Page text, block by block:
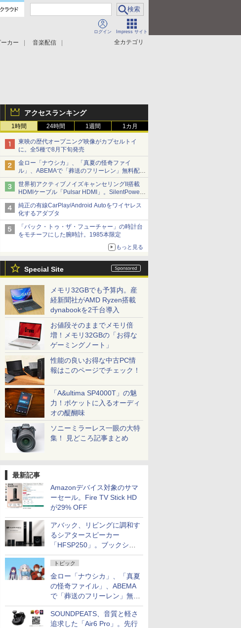
ログイン Impress サイト
全カテゴリ
カー
音楽配信
アクセスランキング
1時間 24時間 1週間 1カ月
東映の歴代オープニング映像がカプセルトイ
に。全5種で8月下旬発売
金ロー「ナウシカ」、「真夏の怪奇ファイ
ル」、ABEMAで「葬送のフリーレン」無料配信
など。夏の特番・配信情報
世界初アクティブノイズキャンセリングII搭載
HDMIケーブル「Pulsar HDMI」。SilentPower
から
純正の有線CarPlay/Android Autoをワイヤレス
化するアダプタ
「バック・トゥ・ザ・フューチャー」の時計台
をモチーフにした腕時計。1985本限定
もっと見る
Special Site
メモリ32GBでも予算内。産
経新聞社がAMD Ryzen搭載
dynabookを2千台導入
お値段そのままでメモリ倍
増！メモリ32GBの「お得な
ゲーミングノート」
性能の良いお得な中古PC情
報はこのページでチェック！
「A&ultima SP4000T」の魅
力！ポケットに入るオーディ
オの醍醐味
ソニーミラーレス一眼の大特
集！ 見どころ記事まとめ
最新記事
Amazonデバイス対象のサマ
ーセール。Fire TV Stick HD
が29% OFF
アバック、リビングに調和す
るシアタースピーカー
「HFSP250」。ブックシェ
ルフはペア3万円以下
トピック
金ロー「ナウシカ」、「真夏
の怪奇ファイル」、ABEMA
で「葬送のフリーレン」無料
配信など。夏の特番・配信情
報
SOUNDPEATS、音質と軽さ
追求した「Air6 Pro」。先行